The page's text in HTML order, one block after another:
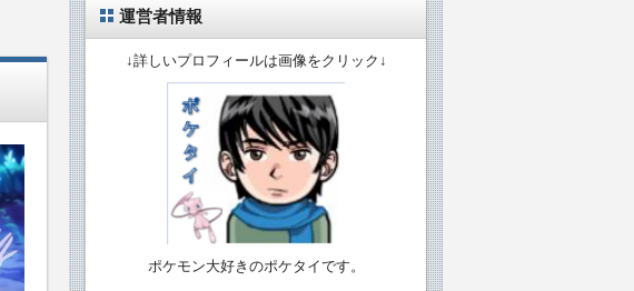
運営者情報
↓詳しいプロフィールは画像をクリック↓
ポケモン大好きのポケタイです。